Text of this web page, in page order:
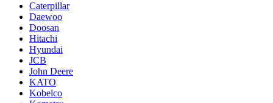
Caterpillar
Daewoo
Doosan
Hitachi
Hyundai
JCB
John Deere
KATO
Kobelco